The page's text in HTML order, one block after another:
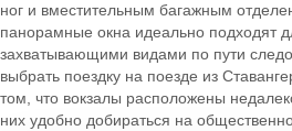
ног и вместительным багажным
панорамные окна идеально подходят
захватывающими видами по пути
выбрать поездку на поезде из
том, что вокзалы расположены
них удобно добираться на